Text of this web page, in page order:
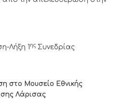
Λήξη 1 ης Συνεδρίας
στο Μουσείο Εθνικής
Λάρισας